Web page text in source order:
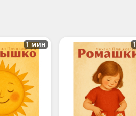
1 мин